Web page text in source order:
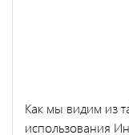
Как мы видим из
использования